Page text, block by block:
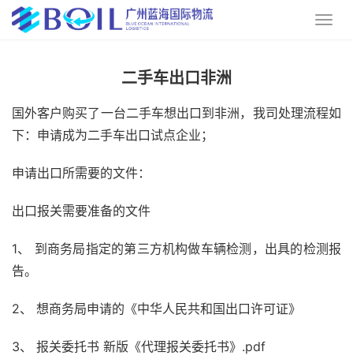
二手车出口非洲
国外客户购买了一台二手车想出口到非洲，我司处理流程如
下：申请成为二手车出口试点企业；
申请出口所需要的文件：
出口报关需要准备的文件
1、 到商务局指定的第三方机构做车辆检测，出具的检测报
告。
2、 想商务局申请的《中华人民共和国出口许可证》
3、 报关委托书 新版《代理报关委托书》.pdf